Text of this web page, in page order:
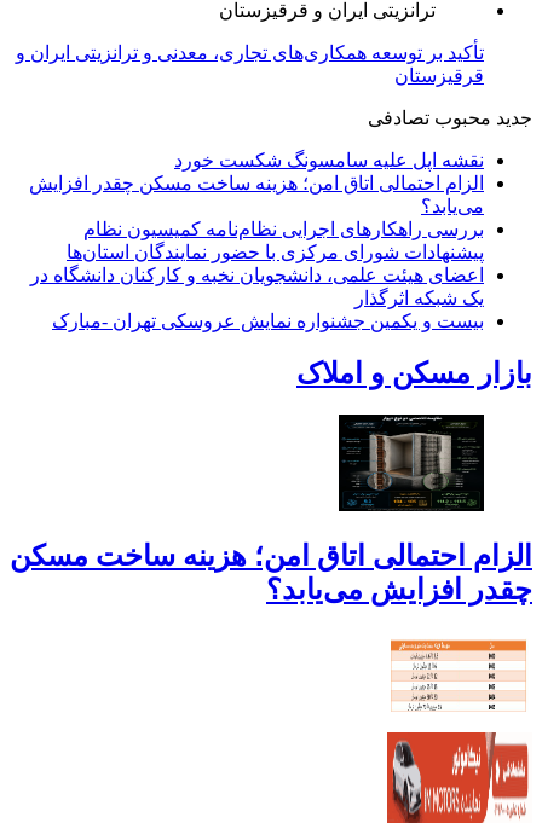
تأکید بر توسعه همکاری‌های تجاری، معدنی و ترانزیتی ایران و
قرقیزستان
جدید محبوب تصادفی
نقشه اپل علیه سامسونگ شکست خورد
الزام احتمالی اتاق امن؛ هزینه ساخت مسکن چقدر افزایش
می‌یابد؟
بررسی راهکارهای اجرایی نظام‌نامه کمیسیون نظام
پیشنهادات شورای مرکزی با حضور نمایندگان استان‌ها
اعضای هیئت علمی، دانشجویان نخبه و کارکنان دانشگاه در
یک شبکه‌ اثرگذار
بیست و یکمین جشنواره نمایش عروسکی تهران -مبارک
بازار مسکن و املاک
الزام احتمالی اتاق امن؛ هزینه ساخت مسکن
چقدر افزایش می‌یابد؟